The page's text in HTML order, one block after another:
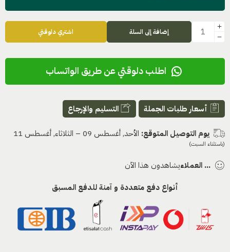
إضافة إلى السلة اشتري دلوقتي
اطلب دلوقتي عن طريق الواتساب
أسعار طلبات الجملة التسليم والإرجاع
يوم التوصيل المتوقع: الأحد, أغسطس 09 – الثلاثاء, أغسطس 11
(باستثناء السبت)
... العملاءيشاهدون هذا الآن
أنواع دفع متعددة و آمنة للدفع المسبق